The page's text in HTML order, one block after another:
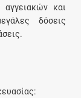
και
δόσεις